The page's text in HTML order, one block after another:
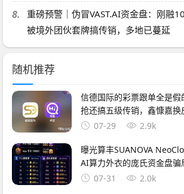
8.
重磅预警｜伪冒VAST.AI资金盘：刚融
被境外团伙套牌搞传销，多地已蔓延
随机推荐
信德国际的彩票跟单全是
抢还搞五级传销，鑫慷嘉换
07-29
2.9k
曝光算丰SUANOVA
AI算力外衣的庞氏资金盘骗
07-31
2.0k